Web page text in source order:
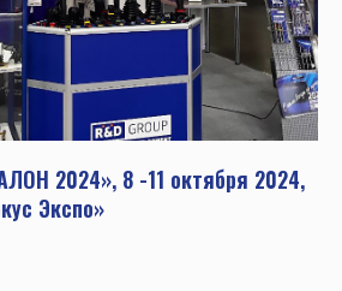
2024», 8 -11 октября 2024,
Экспо»